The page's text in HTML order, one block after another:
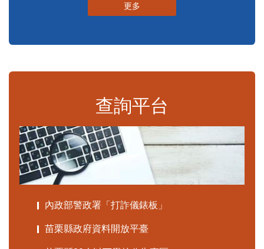
更多
查詢平台
內政部警政署「打詐儀錶板」
苗栗縣政府資料開放平臺